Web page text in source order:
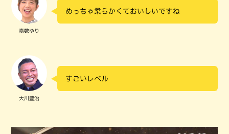
嘉数ゆり
めっちゃ柔らかくておいしいですね
大川豊治
すごいレベル